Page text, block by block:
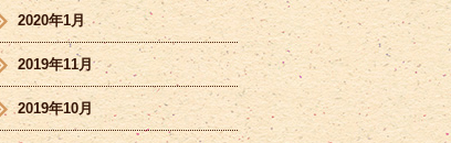
2020年1月
2019年11月
2019年10月